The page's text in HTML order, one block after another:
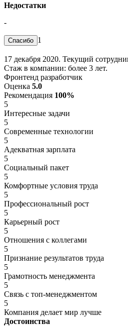
Недостатки
-
1
17 декабря 2020. Текущий
Стаж в компании: более 3 лет.
Фронтенд разработчик
Оценка 5.0
Рекомендация 100%
5
Интересные задачи
5
Современные технологии
5
Адекватная зарплата
5
Социальный пакет
5
Комфортные условия труда
5
Профессиональный рост
5
Карьерный рост
5
Отношения с коллегами
5
Признание результатов труда
5
Грамотность менеджмента
5
Связь с топ-менеджментом
5
Компания делает мир лучше
Достоинства